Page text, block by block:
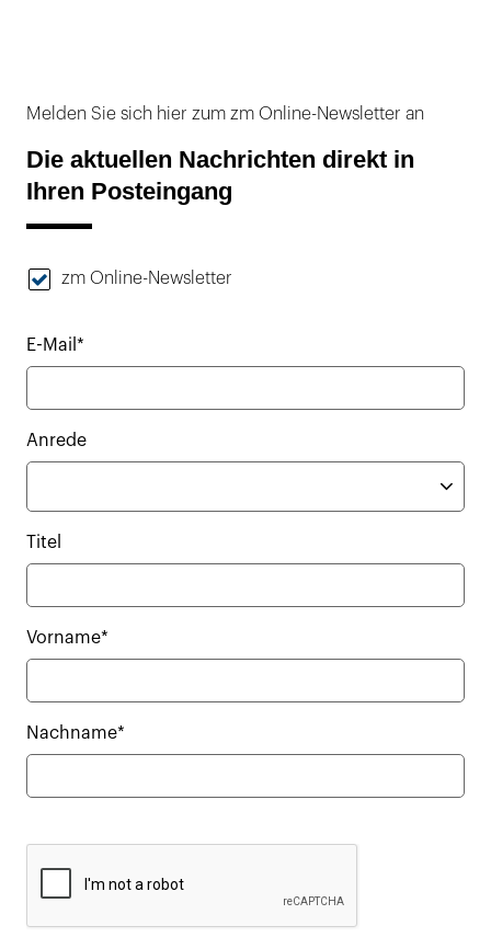
Melden Sie sich hier zum zm Online-Newsletter an
Die aktuellen Nachrichten direkt in
Ihren Posteingang
zm Online-Newsletter
E-Mail*
Anrede
Titel
Vorname*
Nachname*